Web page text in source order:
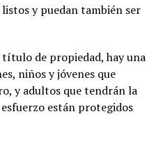
y puedan también ser
título de propiedad, hay una
niños y jóvenes que
y adultos que tendrán la
están protegidos